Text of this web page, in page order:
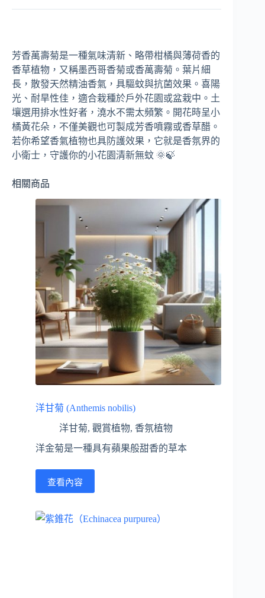
芳香萬壽菊是一種氣味清新、略帶柑橘與薄荷香的
香草植物，又稱墨西哥香菊或香萬壽菊。葉片細
長，散發天然精油香氣，具驅蚊與抗菌效果。喜陽
光、耐旱性佳，適合栽種於戶外花園或盆栽中。土
壤選用排水性好者，澆水不需太頻繁。開花時呈小
橘黃花朵，不僅美觀也可製成芳香噴霧或香草醋。
若你希望香氣植物也具防護效果，它就是香氛界的
小衛士，守護你的小花園清新無蚊 🌞🍃
相關商品
洋甘菊 (Anthemis nobilis)
洋甘菊, 觀賞植物, 香氛植物
洋金菊是一種具有蘋果般甜香的草本
查看內容